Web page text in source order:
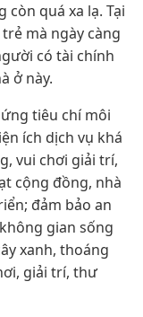
còn quá xa lạ. Tại
mà ngày càng
có tài chính
ở này.
tiêu chí môi
ích dịch vụ khá
vui chơi giải trí,
cộng đồng, nhà
đảm bảo an
gian sống
xanh, thoáng
giải trí, thư